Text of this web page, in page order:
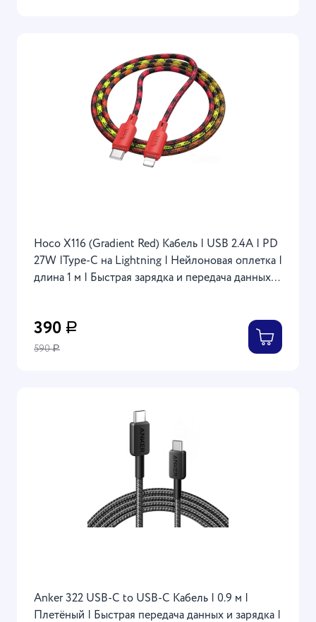
Hoco X116 (Gradient Red) Кабель | USB 2.4A | PD
27W |Type-C на Lightning | Нейлоновая оплетка |
длина 1 м | Быстрая зарядка и передача данных |
390 Р
590Р
Anker 322 USB-C to USB-C Кабель | 0.9 м |
Плетёный | Быстрая передача данных и зарядка |